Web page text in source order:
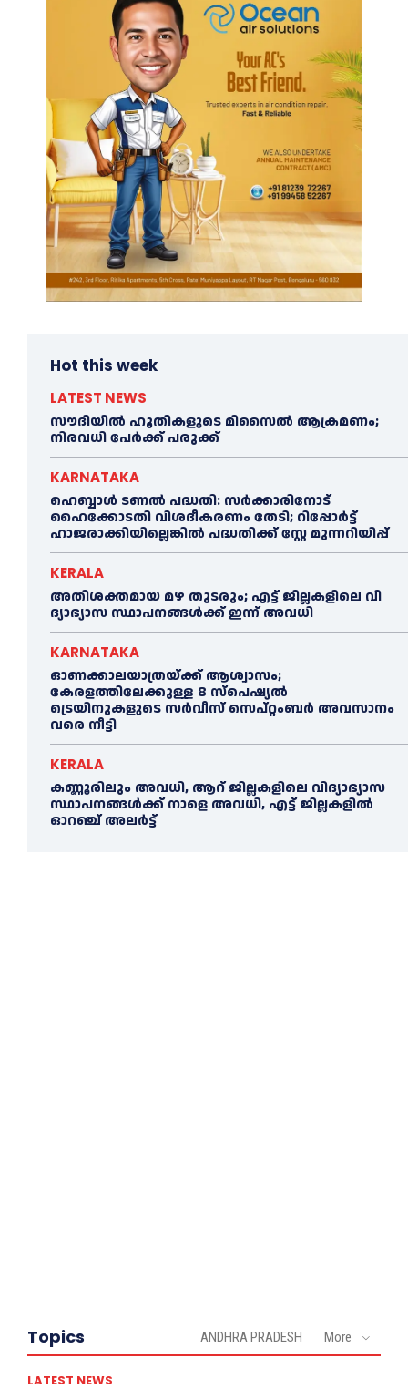
Hot this week
LATEST NEWS
സൗദിയിൽ ഹൂതികളുടെ മിസൈൽ ആക്രമണം;
നിരവധി പേർക്ക് പരുക്ക്
KARNATAKA
ഹെബ്ബാൾ ടണൽ പദ്ധതി: സർക്കാരിനോട്
ഹൈക്കോടതി വിശദീകരണം തേടി; റിപ്പോർട്ട്
ഹാജരാക്കിയില്ലെങ്കിൽ പദ്ധതിക്ക് സ്റ്റേ മുന്നറിയിപ്പ്
KERALA
അതിശക്തമായ മഴ തുടരും; എട്ട് ജി​ല്ല​ക​ളി​ലെ വി​
ദ്യാ​ഭ്യാ​സ സ്ഥാ​പ​ന​ങ്ങ​ൾ​ക്ക് ഇ​ന്ന് അ​വ​ധി
KARNATAKA
ഓണക്കാലയാത്രയ്ക്ക് ആശ്വാസം;
കേരളത്തിലേക്കുള്ള 8 സ്പെഷ്യൽ
ട്രെയിനുകളുടെ സർവീസ് സെപ്റ്റംബർ അവസാനം
വരെ നീട്ടി
KERALA
കണ്ണൂരിലും അവധി, ആറ് ജില്ലകളിലെ വിദ്യാഭ്യാസ
സ്ഥാപനങ്ങൾക്ക് നാളെ അവധി, എട്ട് ജില്ലകളിൽ
ഓറഞ്ച് അലർട്ട്
Topics ANDHRA PRADESH More
LATEST NEWS